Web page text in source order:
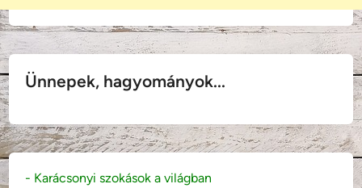
Ünnepek, hagyományok...
- Karácsonyi szokások a világban